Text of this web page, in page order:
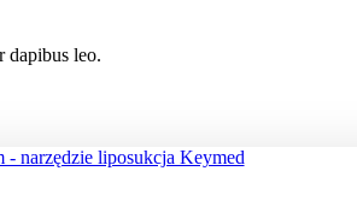
dapibus leo.